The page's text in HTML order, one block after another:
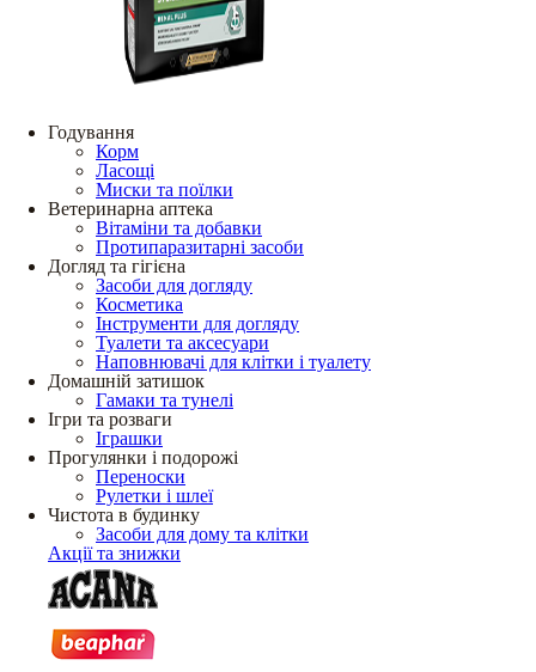
Годування
Корм
Ласощі
Миски та поїлки
Ветеринарна аптека
Вітаміни та добавки
Протипаразитарні засоби
Догляд та гігієна
Засоби для догляду
Косметика
Інструменти для догляду
Туалети та аксесуари
Наповнювачі для клітки і туалету
Домашній затишок
Гамаки та тунелі
Ігри та розваги
Іграшки
Прогулянки і подорожі
Переноски
Рулетки і шлеї
Чистота в будинку
Засоби для дому та клітки
Акції та знижки